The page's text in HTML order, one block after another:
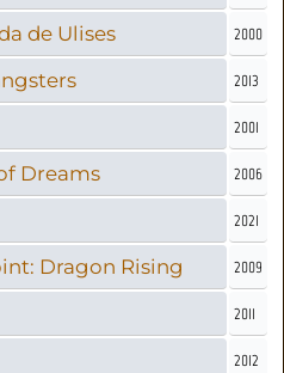
de Ulises 2000
2013
2001
Dreams 2006
2021
Dragon Rising 2009
2011
2012